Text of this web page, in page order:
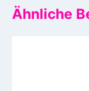
Ähnliche